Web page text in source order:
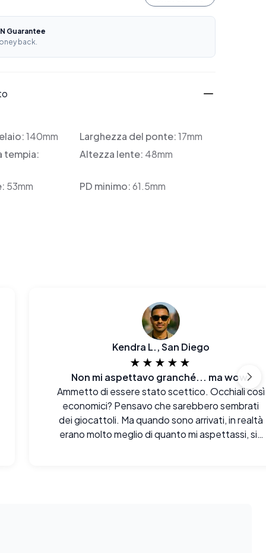
Guarantee
back.
140mm Larghezza del ponte:17mm
tempia:
Altezza lente: 48mm
53mm PD minimo:61.5mm
Kendra L., San Diego
★★★★★
Non mi aspettavo granché... ma wow.
Ammetto di essere stato scettico. Occhiali così
economici? Pensavo che sarebbero sembrati
dei giocattoli. Ma quando sono arrivati, in realtà
erano molto meglio di quanto mi aspettassi, sia